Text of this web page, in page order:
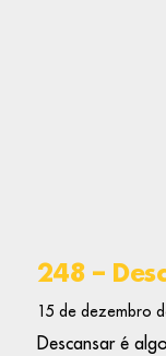
248 –
15 de dezembro
Descansar é